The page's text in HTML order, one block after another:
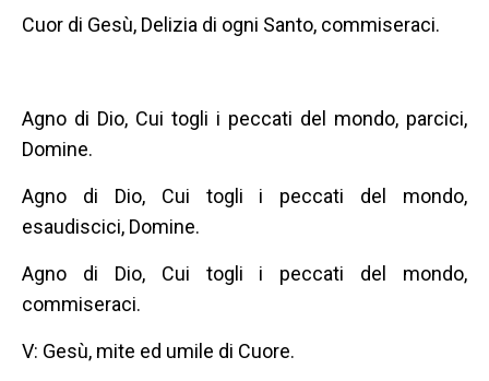
Cuor di Gesù, Delizia di ogni Santo, commiseraci.
Agno di Dio, Cui togli i peccati del mondo, parcici,
Domine.
Agno di Dio, Cui togli i peccati del mondo,
esaudiscici, Domine.
Agno di Dio, Cui togli i peccati del mondo,
commiseraci.
V: Gesù, mite ed umile di Cuore.